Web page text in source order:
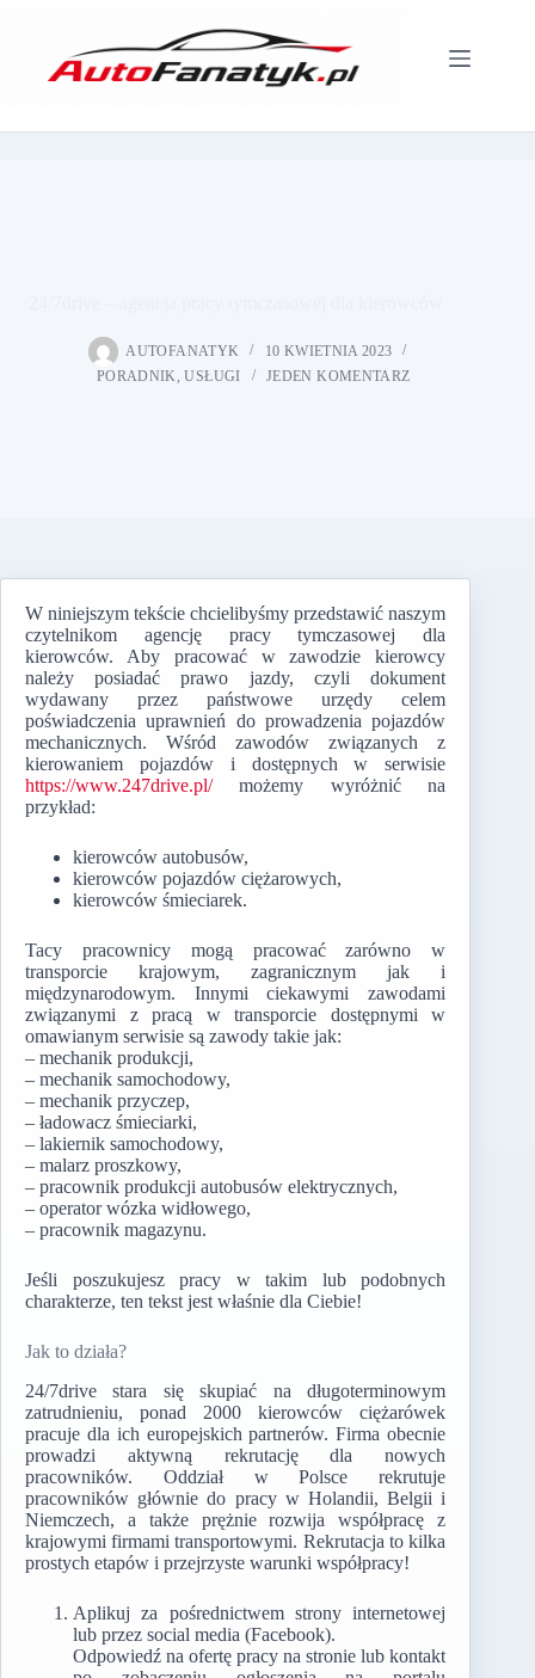
AUTOFANATYK
10 KWIETNIA 2023
PORADNIK,USŁUGI JEDEN KOMENTARZ
W niniejszym tekście chcielibyśmy przedstawić naszym
czytelnikom agencję pracy tymczasowej dla
kierowców. Aby pracować w zawodzie kierowcy
należy posiadać prawo jazdy, czyli dokument
wydawany przez państwowe urzędy celem
poświadczenia uprawnień do prowadzenia pojazdów
mechanicznych. Wśród zawodów związanych z
kierowaniem pojazdów i dostępnych w serwisie
https://www.247drive.pl/możemy wyróżnić na
przykład:
kierowców autobusów,
kierowców pojazdów ciężarowych,
kierowców śmieciarek.
Tacy pracownicy mogą pracować zarówno w
transporcie krajowym, zagranicznym jak i
międzynarodowym. Innymi ciekawymi zawodami
związanymi z pracą w transporcie dostępnymi w
omawianym serwisie są zawody takie jak:
– mechanik produkcji,
– mechanik samochodowy,
– mechanik przyczep,
– ładowacz śmieciarki,
– lakiernik samochodowy,
– malarz proszkowy,
– pracownik produkcji autobusów elektrycznych,
– operator wózka widłowego,
– pracownik magazynu.
Jeśli poszukujesz pracy w takim lub podobnych
charakterze, ten tekst jest właśnie dla Ciebie!
Jak to działa?
24/7drive stara się skupiać na długoterminowym
zatrudnieniu, ponad 2000 kierowców ciężarówek
pracuje dla ich europejskich partnerów. Firma obecnie
prowadzi aktywną rekrutację dla nowych
pracowników. Oddział w Polsce rekrutuje
pracowników głównie do pracy w Holandii, Belgii i
Niemczech, a także prężnie rozwija współpracę z
krajowymi firmami transportowymi. Rekrutacja to kilka
prostych etapów i przejrzyste warunki współpracy!
Aplikuj za pośrednictwem strony internetowej
lub przez social media (Facebook).
Odpowiedź na ofertę pracy na stronie lub kontakt